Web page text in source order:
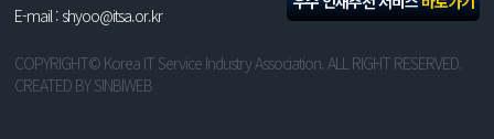
E-mail : shyoo@itsa.or.kr
COPYRIGHT© Korea IT Service Industry Association. ALL RIGHT RESERVED.
CREATED BYSINBIWEB